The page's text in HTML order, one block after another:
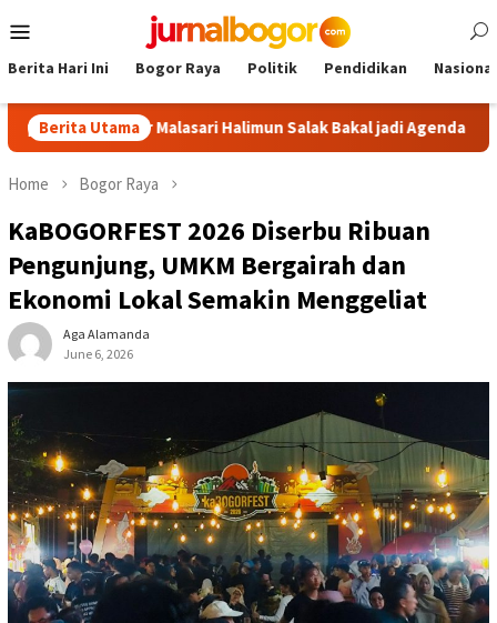
to
Menu
Berita Hari Ini Bogor Raya Politik Pendidikan Nasional
Berita Utama
Malasari Halimun Salak Bakal jadi Agenda Tahunan
Home Bogor Raya
KaBOGORFEST 2026 Diserbu Ribuan
Pengunjung, UMKM Bergairah dan
Ekonomi Lokal Semakin Menggeliat
Aga Alamanda
June 6, 2026